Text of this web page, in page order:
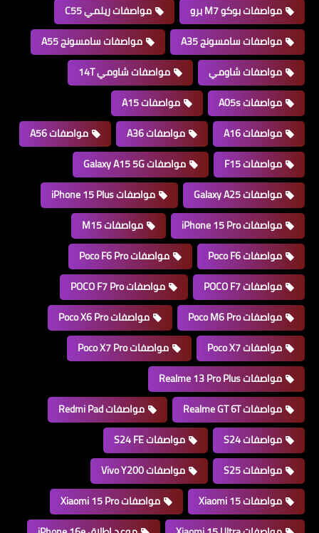
مواصفات بوكو M7 برو
مواصفات ريلمي C55
مواصفات سامسونج A35
مواصفات سامسونج A55
مواصفات شاومي
مواصفات شاومي 14T
مواصفات A05s
مواصفات A15
مواصفات A16
مواصفات A36
مواصفات A56
مواصفات F15
مواصفات Galaxy A15 5G
مواصفات Galaxy A25
مواصفات iPhone 15 Plus
مواصفات iPhone 15 Pro
مواصفات M15
مواصفات Poco F6
مواصفات Poco F6 Pro
مواصفات POCO F7
مواصفات POCO F7 Pro
مواصفات Poco M6 Pro
مواصفات Poco X6 Pro
مواصفات Poco X7
مواصفات Poco X7 Pro
مواصفات Realme 13 Pro Plus
مواصفات Realme GT 6T
مواصفات Redmi Pad
مواصفات S24
مواصفات S24 FE
مواصفات S25
مواصفات Vivo Y200
مواصفات Xiaomi 15
مواصفات Xiaomi 15 Pro